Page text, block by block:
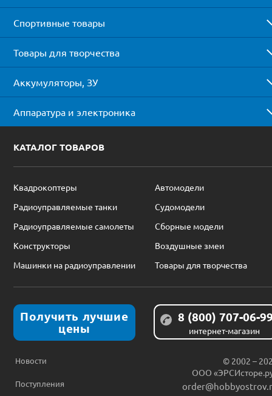
Спортивные товары
Товары для творчества
Аккумуляторы, ЗУ
Аппаратура и электроника
КАТАЛОГ ТОВАРОВ
Квадрокоптеры
Автомодели
Радиоуправляемые танки
Судомодели
Радиоуправляемые самолеты
Сборные модели
Конструкторы
Воздушные змеи
Машинки на радиоуправлении
Товары для творчества
Получить лучшие
цены
8 (800) 707-06-
интернет-магазин
Новости
Поступления
© 2002 –
ООО